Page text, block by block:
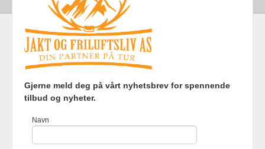
Frakt Kjøpsbetingelser Sikkerhet og personvern
Nyhetsbrev
Foretaksregisteret 920903363
Gjerne meld deg på vårt nyhetsbrev for spennende
tilbud og nyheter.
Navn